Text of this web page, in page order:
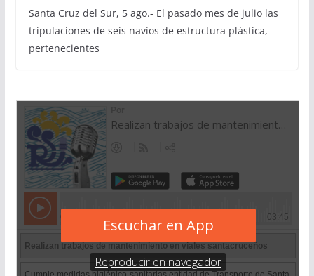
Santa Cruz del Sur, 5 ago.- El pasado mes de julio las
tripulaciones de seis navíos de estructura plástica,
pertenecientes